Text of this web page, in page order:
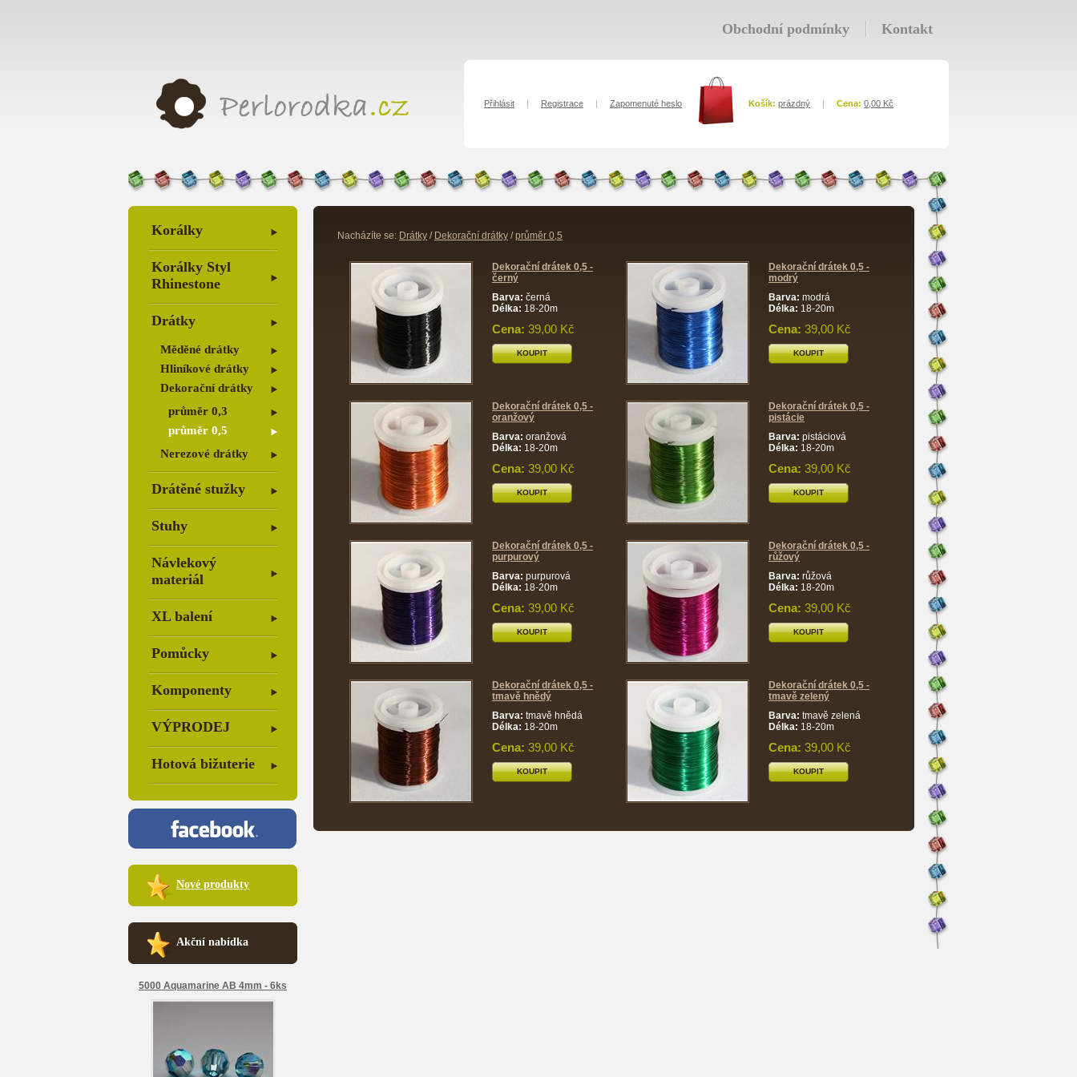
Obchodní podmínky Kontakt
Přihlásit | Registrace | Zapomenuté heslo Košík: prázdný | Cena: 0,00 Kč
Korálky
Korálky Styl
Rhinestone
Drátky
Měděné drátky
Hliníkové drátky
Dekorační drátky
průměr 0,3
průměr 0,5
Nerezové drátky
Drátěné stužky
Stuhy
Návlekový
materiál
XL balení
Pomůcky
Komponenty
VÝPRODEJ
Hotová bižuterie
Nové produkty
Akční nabídka
5000 Aquamarine AB 4mm - 6ks
Nacházíte se: Drátky / Dekorační drátky /průměr 0,5
Dekorační drátek 0,5 -
černý
Barva: černá
Délka: 18-20m
Cena: 39,00 Kč
KOUPIT
Dekorační drátek 0,5 -
modrý
Barva: modrá
Délka: 18-20m
Cena: 39,00 Kč
KOUPIT
Dekorační drátek 0,5 -
oranžový
Barva: oranžová
Délka: 18-20m
Cena: 39,00 Kč
KOUPIT
Dekorační drátek 0,5 -
pistácie
Barva: pistáciová
Délka: 18-20m
Cena: 39,00 Kč
KOUPIT
Dekorační drátek 0,5 -
purpurový
Barva: purpurová
Délka: 18-20m
Cena: 39,00 Kč
KOUPIT
Dekorační drátek 0,5 -
růžový
Barva: růžová
Délka: 18-20m
Cena: 39,00 Kč
KOUPIT
Dekorační drátek 0,5 -
tmavě hnědý
Barva: tmavě hnědá
Délka: 18-20m
Cena: 39,00 Kč
KOUPIT
Dekorační drátek 0,5 -
tmavě zelený
Barva: tmavě zelená
Délka: 18-20m
Cena: 39,00 Kč
KOUPIT